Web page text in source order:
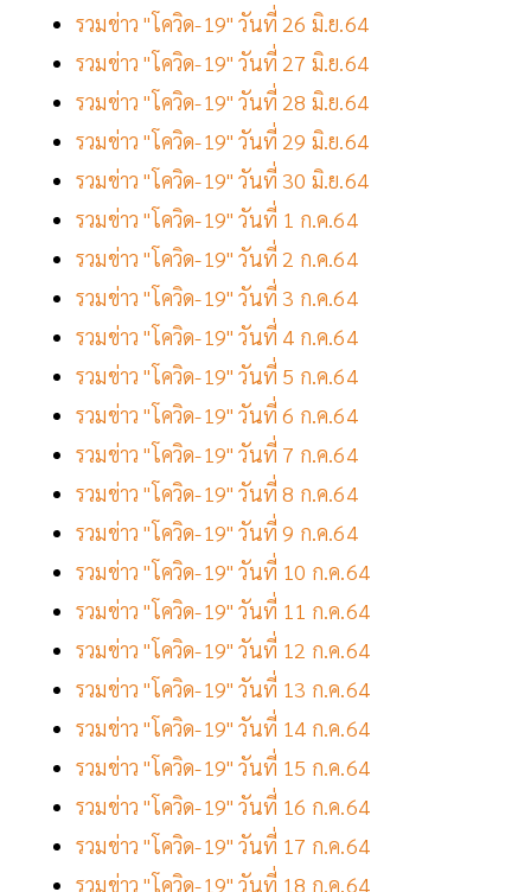
รวมข่าว "โควิด-19" วันที่ 26 มิ.ย.64
รวมข่าว "โควิด-19" วันที่ 27 มิ.ย.64
รวมข่าว "โควิด-19" วันที่ 28 มิ.ย.64
รวมข่าว "โควิด-19" วันที่ 29 มิ.ย.64
รวมข่าว "โควิด-19" วันที่ 30 มิ.ย.64
รวมข่าว "โควิด-19" วันที่ 1 ก.ค.64
รวมข่าว "โควิด-19" วันที่ 2 ก.ค.64
รวมข่าว "โควิด-19" วันที่ 3 ก.ค.64
รวมข่าว "โควิด-19" วันที่ 4 ก.ค.64
รวมข่าว "โควิด-19" วันที่ 5 ก.ค.64
รวมข่าว "โควิด-19" วันที่ 6 ก.ค.64
รวมข่าว "โควิด-19" วันที่ 7 ก.ค.64
รวมข่าว "โควิด-19" วันที่ 8 ก.ค.64
รวมข่าว "โควิด-19" วันที่ 9 ก.ค.64
รวมข่าว "โควิด-19" วันที่ 10 ก.ค.64
รวมข่าว "โควิด-19" วันที่ 11 ก.ค.64
รวมข่าว "โควิด-19" วันที่ 12 ก.ค.64
รวมข่าว "โควิด-19" วันที่ 13 ก.ค.64
รวมข่าว "โควิด-19" วันที่ 14 ก.ค.64
รวมข่าว "โควิด-19" วันที่ 15 ก.ค.64
รวมข่าว "โควิด-19" วันที่ 16 ก.ค.64
รวมข่าว "โควิด-19" วันที่ 17 ก.ค.64
รวมข่าว "โควิด-19" วันที่ 18 ก.ค.64